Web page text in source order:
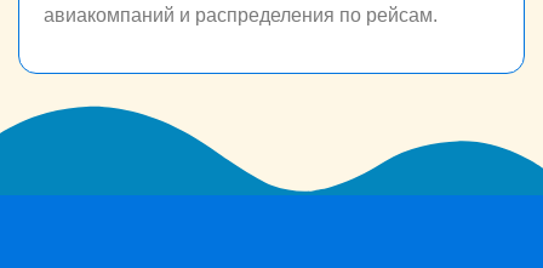
авиакомпаний и распределения по рейсам.